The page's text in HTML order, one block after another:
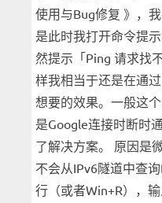
使用与Bug修复 》，
是此时我打开命令提
然提示「Ping 请求找
样我相当于还是在通
想要的效果。一般这
是Google连接时断时
了解决方案。 原因是
不会从IPv6隧道中查
行（或者Win+R），